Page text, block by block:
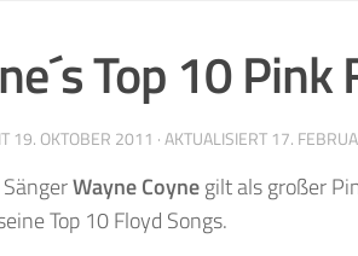
Top 10 Pink
19. OKTOBER 2011 · AKTUALISIERT 17.
Wayne Coynegilt als großer
Top 10 Floyd Songs.